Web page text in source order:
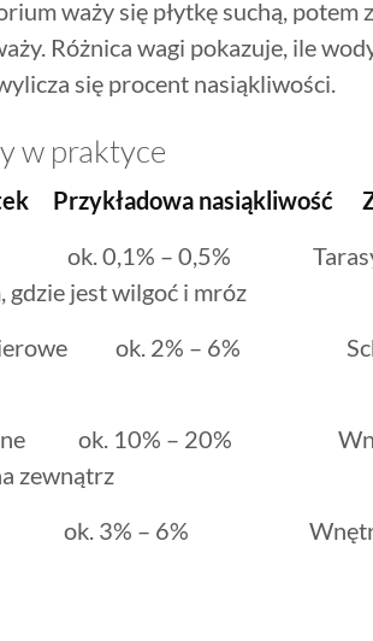
waży się płytkę suchą, potem
Różnica wagi pokazuje, ile
się procent nasiąkliwości.
w praktyce
Przykładowa nasiąkliwość
– 0,5% Tarasy,
gdzie jest wilgoć i mróz
ok. 2% – 6%
ok. 10% – 20%
zewnątrz
ok. 3% – 6% Wnętrza i